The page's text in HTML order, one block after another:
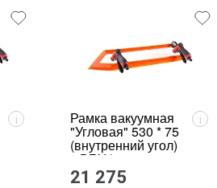
i Рамка вакуумная
"Угловая" 530 * 75
(внутренний угол)
с ВБУ * с
подсветкой
i
21 275